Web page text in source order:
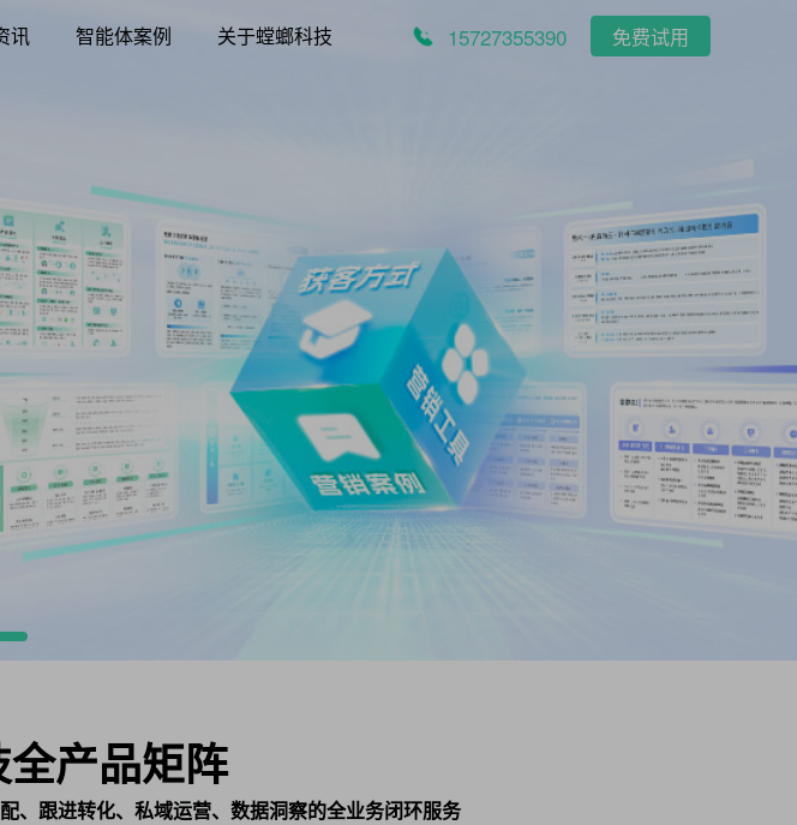
讯 智能体案例 关于螳螂科技 15727355390 免费试用
产品矩阵
、跟进转化、私域运营、数据洞察的全业务闭环服务